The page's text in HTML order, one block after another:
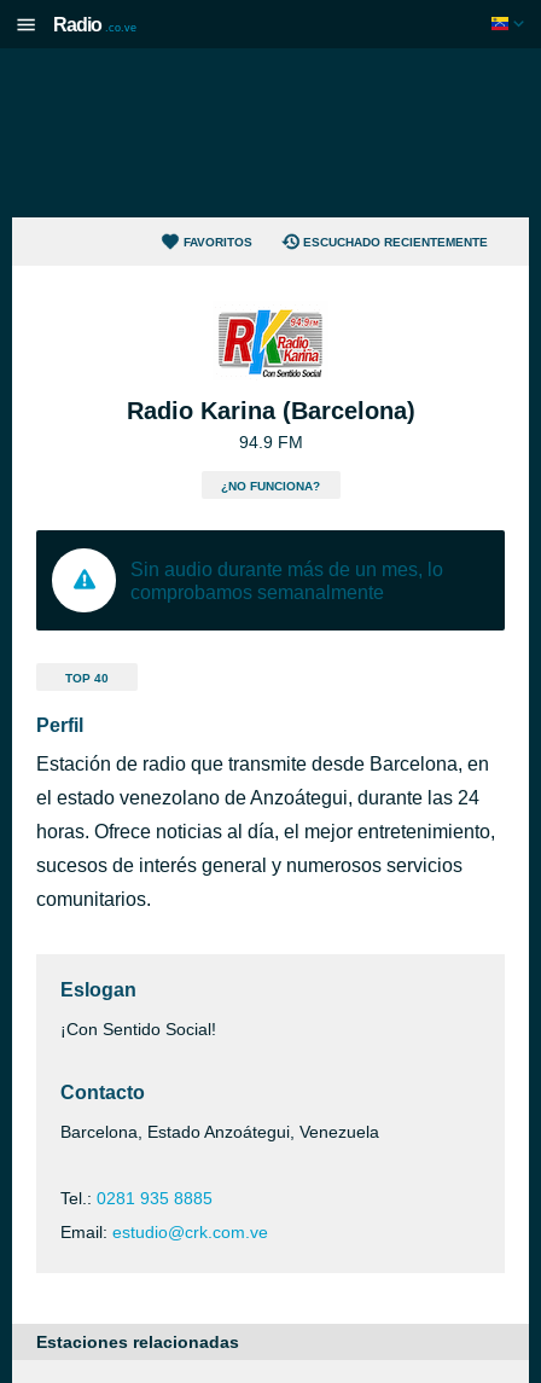
Radio .co.ve
FAVORITOS ESCUCHADO RECIENTEMENTE
Radio Karina (Barcelona)
94.9 FM
¿NO FUNCIONA?
Sin audio durante más de un mes, lo
comprobamos semanalmente
TOP 40
Perfil
Estación de radio que transmite desde Barcelona, en
el estado venezolano de Anzoátegui, durante las 24
horas. Ofrece noticias al día, el mejor entretenimiento,
sucesos de interés general y numerosos servicios
comunitarios.
Eslogan
¡Con Sentido Social!
Contacto
Barcelona, Estado Anzoátegui, Venezuela
Tel.: 0281 935 8885
Email: estudio@crk.com.ve
Estaciones relacionadas